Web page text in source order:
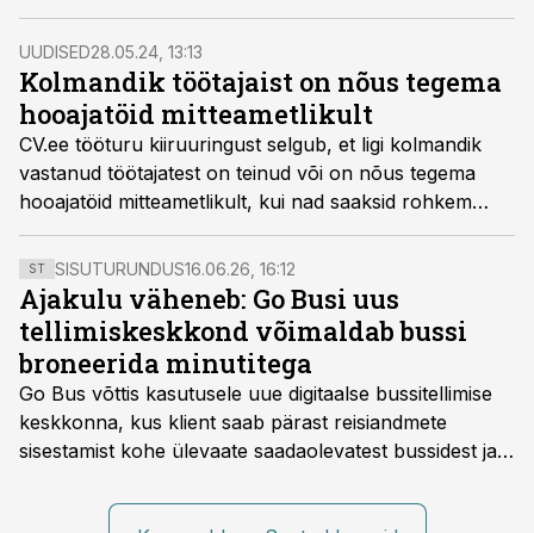
puhkama mineku asemel paneb “tööandja kalleim
vara” suvel käed kiiremini tööle.
UUDISED28.05.24, 13:13
Kolmandik töötajaist on nõus tegema
hooajatöid mitteametlikult
CV.ee tööturu kiiruuringust selgub, et ligi kolmandik
vastanud töötajatest on teinud või on nõus tegema
hooajatöid mitteametlikult, kui nad saaksid rohkem
raha kätte. Mustalt töötamise suhtes on kahtleval
seisukohal enam kui viiendik vastanutest.
ST SISUTURUNDUS16.06.26, 16:12
Ajakulu väheneb: Go Busi uus
tellimiskeskkond võimaldab bussi
broneerida minutitega
Go Bus võttis kasutusele uue digitaalse bussitellimise
keskkonna, kus klient saab pärast reisiandmete
sisestamist kohe ülevaate saadaolevatest bussidest ja
kiiresti edasi liikuda hinnapakkumist ootamata.